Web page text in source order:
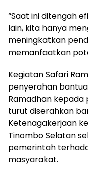
“Saat ini ditengah
lain, kita hanya
meningkatkan
memanfaatkan
Kegiatan Safari
penyerahan
Ramadhan kepada
turut diserahkan
Ketenagakerjaan
Tinombo Selatan
pemerintah
masyarakat.